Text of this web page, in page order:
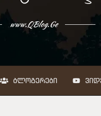
www.QBlog.Ge
ᲑᲚᲝᲒᲔᲠᲔᲑᲘ